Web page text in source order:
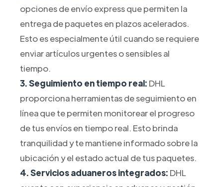
opciones de envío express que permiten la
entrega de paquetes en plazos acelerados.
Esto es especialmente útil cuando se requiere
enviar artículos urgentes o sensibles al
tiempo.
3. Seguimiento en tiempo real: DHL
proporciona herramientas de seguimiento en
línea que te permiten monitorear el progreso
de tus envíos en tiempo real. Esto brinda
tranquilidad y te mantiene informado sobre la
ubicación y el estado actual de tus paquetes.
4. Servicios aduaneros integrados: DHL